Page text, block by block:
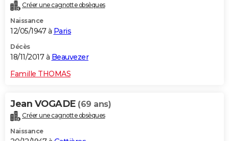
Créer une cagnotte obsèques
Naissance
12/05/1947 à Paris
Décès
18/11/2017 à Beauvezer
Famille THOMAS
Jean VOGADE (69 ans)
Créer une cagnotte obsèques
Naissance